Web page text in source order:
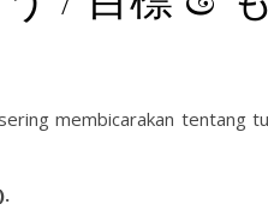
membicarakan tentang